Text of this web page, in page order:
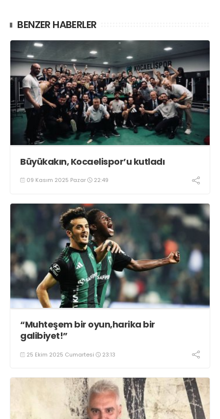
BENZER HABERLER
Büyükakın, Kocaelispor’u kutladı
09 Kasım 2025 Pazar 22:49
“Muhteşem bir oyun,harika bir
galibiyet!”
25 Ekim 2025 Cumartesi 23:13